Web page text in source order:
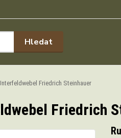
Hledat
Friedrich Steinhauer
Friedrich